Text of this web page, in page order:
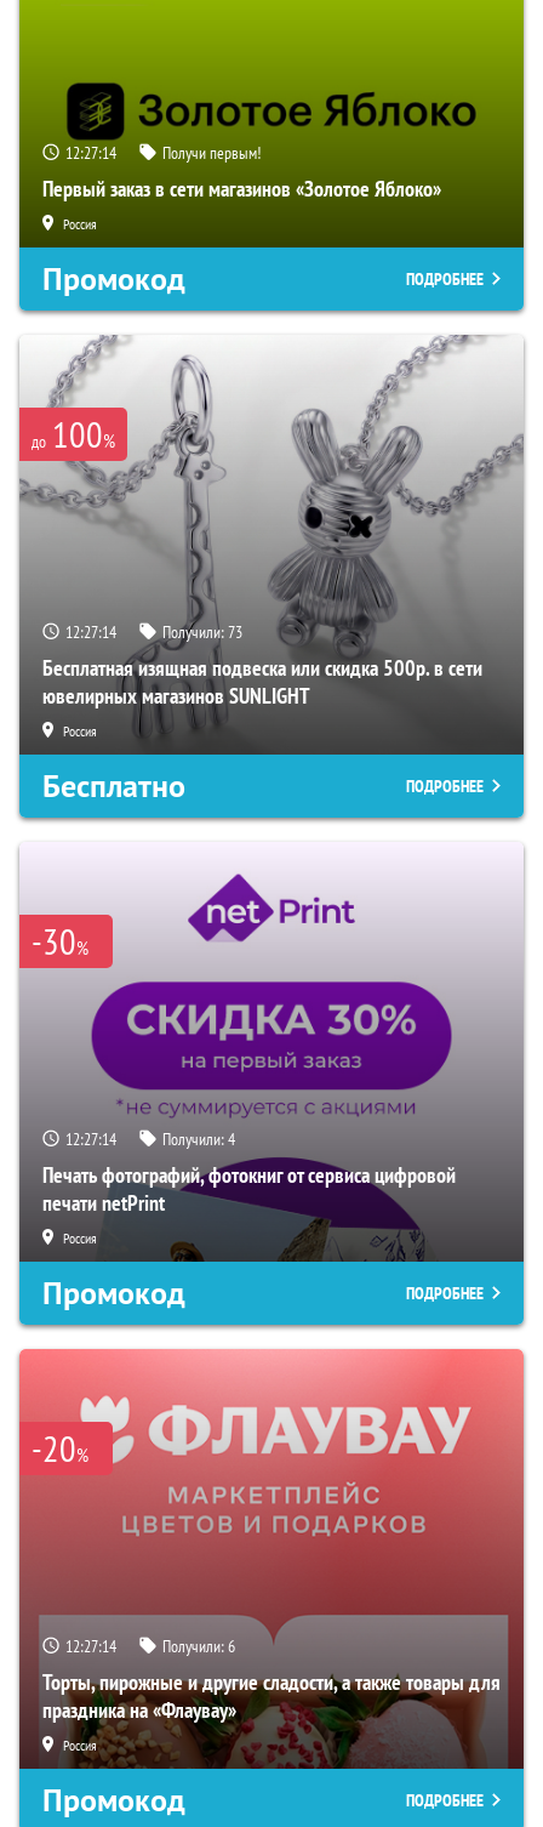
12:27:13 Получи первым!
Первый заказ в сети магазинов «Золотое Яблоко»
Россия
Промокод ПОДРОБНЕЕ
до 100%
12:27:13 Получили:73
Бесплатная изящная подвеска или скидка 500р. в сети
ювелирных магазинов SUNLIGHT
Россия
Бесплатно ПОДРОБНЕЕ
-30%
12:27:13 Получили:4
Печать фотографий, фотокниг от сервиса цифровой
печати netPrint
Россия
Промокод ПОДРОБНЕЕ
-20%
12:27:13 Получили:6
Торты, пирожные и другие сладости, а также товары для
праздника на «Флаувау»
Россия
Промокод ПОДРОБНЕЕ